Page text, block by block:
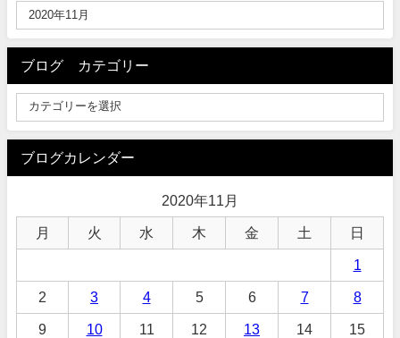
ブログ カテゴリー
ブログカレンダー
2020年11月
月 火 水 木 金 土 日
1
2 3 4 5 6 7 8
9 10 11 12 13 14 15